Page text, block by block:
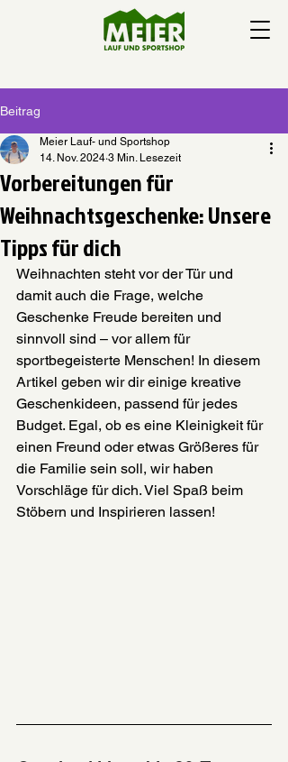
Beitrag
Vorbereitungen für
Weihnachtsgeschenke: Unsere
Tipps für dich
Meier Lauf- und Sportshop
14. Nov. 2024 3 Min. Lesezeit
Weihnachten steht vor der Tür und
damit auch die Frage, welche
Geschenke Freude bereiten und
sinnvoll sind – vor allem für
sportbegeisterte Menschen! In diesem
Artikel geben wir dir einige kreative
Geschenkideen, passend für jedes
Budget. Egal, ob es eine Kleinigkeit für
einen Freund oder etwas Größeres für
die Familie sein soll, wir haben
Vorschläge für dich. Viel Spaß beim
Stöbern und Inspirieren lassen!